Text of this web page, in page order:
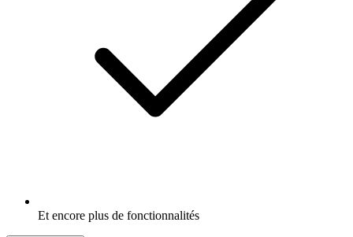
Et encore plus de fonctionnalités